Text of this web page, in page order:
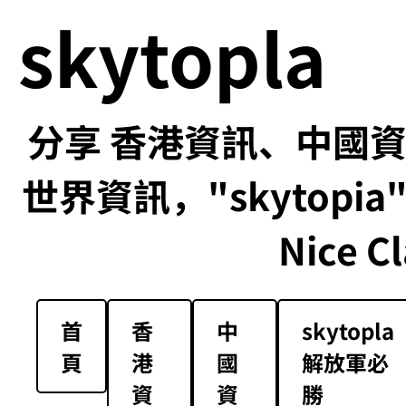
skytopla
分享 香港資訊、中國
世界資訊，
Nice
首
頁
香
港
資
中
國
資
skytopla
解放軍必
勝